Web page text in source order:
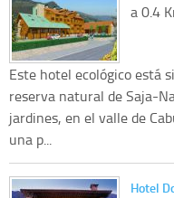
a 0.4
Este hotel ecológico está
reserva natural de Saja-
jardines, en el valle de
una p...
Hotel